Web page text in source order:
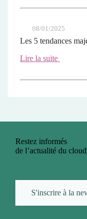
08/01/2025
Les 5 tendances
Lire la suite
Restez informés
de l’actualité du cloud
S'inscrire à la